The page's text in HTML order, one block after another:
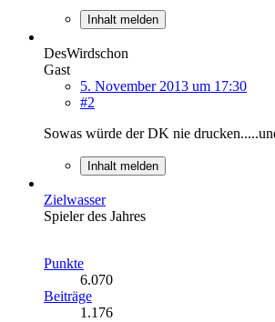
Inhalt melden
DesWirdschon
Gast
5. November 2013 um 17:30
#2
Sowas würde der DK nie
Inhalt melden
Zielwasser
Spieler des Jahres
Punkte
6.070
Beiträge
1.176